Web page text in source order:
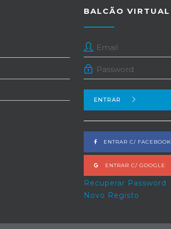
BALCÃO VIRTUAL
ENTRAR
ENTRAR C/ FACEBOOK
ENTRAR C/ GOOGLE
Recuperar Password
Novo Registo